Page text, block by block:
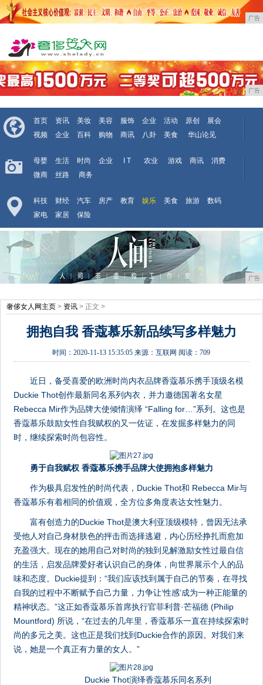
广告
广告
首页 资讯 美妆 美容 服饰 企业 活动 原创
展会
视频
企业 百科 购物 商讯 八卦 美食 华山论见
母婴 生活 时尚 企业 I T 农业 游戏 商讯
消费
微商
丝路 商务
科技 财经 汽车 房产 教育 娱乐 美食 旅游
数码
家电
家居 保险
广告
奢侈女人网主页 > 资讯 > 正文 >
拥抱自我 香蔻慕乐新品续写多样魅力
时间：2020-11-13 15:35:05 来源：互联网 阅读：709
近日，备受喜爱的欧洲时尚内衣品牌香蔻慕乐携手顶级名模
Duckie Thot创作最新同名系列内衣，并力邀德国著名女星
Rebecca Mir作为品牌大使倾情演绎 “Falling for…”系列。这也是
香蔻慕乐鼓励女性自我赋权的又一佐证，在发掘多样魅力的同
时，继续探索时尚包容性。
勇于自我赋权 香蔻慕乐携手品牌大使拥抱多样魅力
作为极具启发性的时尚代表，Duckie Thot和 Rebecca Mir与
香蔻慕乐有着相同的价值观，全方位多角度表达女性魅力。
富有创造力的Duckie Thot是澳大利亚顶级模特，曾因无法承
受他人对自己身材肤色的抨击而选择逃避，内心历经挣扎而愈加
充盈强大。现在的她用自己对时尚的独到见解激励女性过最自信
的生活，启发品牌爱好者认识自己的身体，向世界展示个人的品
味和态度。Duckie提到：“我们应该找到属于自己的节奏，在寻找
自我的过程中不断赋予自己力量，力争让‘性感’成为一种正能量的
精神状态。”这正如香蔻慕乐首席执行官菲利普·芒福德 (Philip
Mountford) 所说，“在过去的几年里，香蔻慕乐一直在持续探索时
尚的多元之美。这也正是我们找到Duckie合作的原因。对我们来
说，她是一个真正有力量的女人。”
Duckie Thot演绎香蔻慕乐同名系列